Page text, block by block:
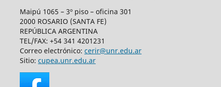
Maipú 1065 – 3º piso – oficina 301
2000 ROSARIO (SANTA FE)
REPÚBLICA ARGENTINA
TEL/FAX: +54 341 4201231
Correo electrónico: cerir@unr.edu.ar
Sitio: cupea.unr.edu.ar